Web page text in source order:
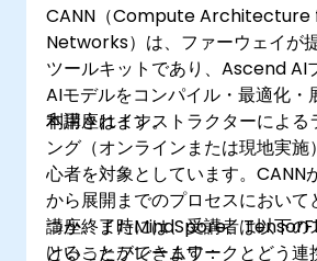
CANN（Compute Architecture
Networks）は、ファーウェイが
ツールキットであり、Ascend AI
AIモデルをコンパイル・最適化・
利用されます。
本講座はインストラクターによる
ング（オンラインまたは現地実施
心者を対象としています。CANN
から展開までのプロセスにおいて
つか、またMindSpore、
といったフレームワークとどう連
講座終了時には、受講者は以下の
けることができます：